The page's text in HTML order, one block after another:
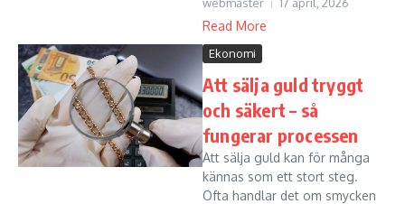
Read More
Ekonomi
Att sälja guld tryggt
och säkert – så
fungerar processen
Att sälja guld kan för många
kännas som ett stort steg.
Ofta handlar det om smycken